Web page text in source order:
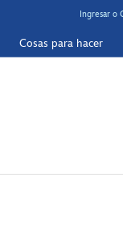
Ingresar o
Cosas para hacer